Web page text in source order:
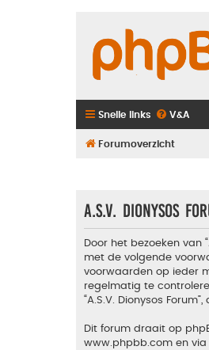
Snelle links V&A
Forumoverzicht
A.S.V. Dionysos
Door het bezoeken van
met de volgende
voorwaarden op ieder
regelmatig te
“A.S.V. Dionysos
Dit forum draait op
www.phpbb.com en